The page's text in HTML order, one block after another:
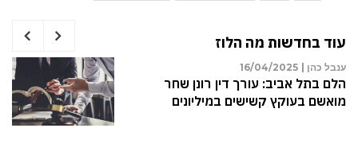
עוד בחדשות מה הלוז
ענבל כהן | 16/04/2025
הלם בתל אביב: עורך דין רונן שחר
מואשם בעוקץ קשישים במיליונים